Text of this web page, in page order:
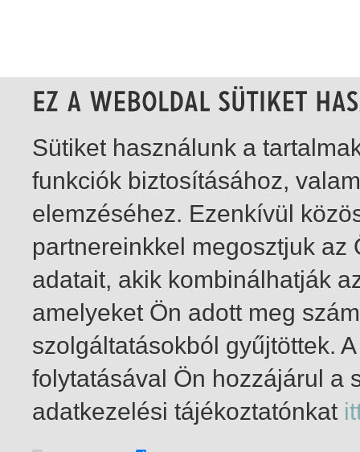
1-1 / insgesamt 1 Treffer
Sütiket használunk a
funkciók biztosításához,
elemzéséhez. Ezenkívül
partnereinkkel megosztjuk
adatait, akik kombinálhatják
amelyeket Ön adott meg
szolgáltatásokból gyűjtöttek.
folytatásával Ön hozzájárul a
adatkezelési tájékoztatónkat